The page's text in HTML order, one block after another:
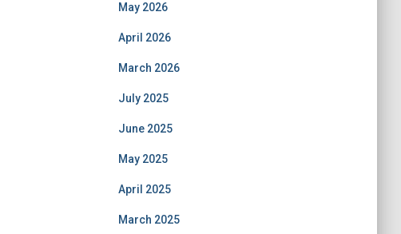
May 2026
April 2026
March 2026
July 2025
June 2025
May 2025
April 2025
March 2025